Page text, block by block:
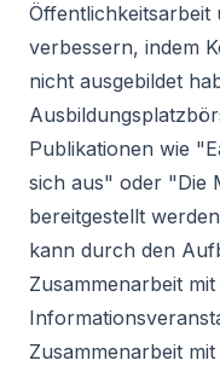
Öffentlichkeitsarbeit
verbessern, indem
nicht ausgebildet
Publikationen wie
sich aus" oder "Die
bereitgestellt
kann durch den
Zusammenarbeit
Zusammenarbeit